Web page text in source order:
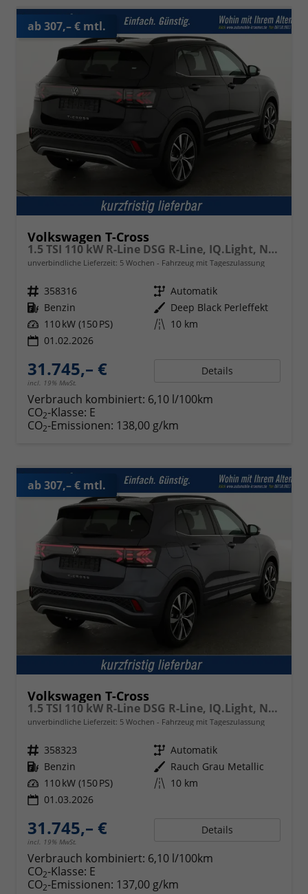
ab 307,– € mtl.
Volkswagen T-Cross
1.5 TSI 110 kW R-Line DSG R-Line, IQ.Light, Navi, Side, Kamera, Winter, 18-Zoll
unverbindliche Lieferzeit: 5 Wochen Fahrzeug mit Tageszulassung
Fahrzeugnr. 358316 Getriebe Automatik
Kraftstoff Benzin Außenfarbe Deep Black Perleffekt
Leistung 110 kW (150 PS) Kilometerstand 10 km
01.02.2026
31.745,– €
incl. 19% MwSt.
Details
Verbrauch kombiniert: 6,10 l/100km
CO2-Klasse: E
CO2-Emissionen: 138,00 g/km
ab 307,– € mtl.
Volkswagen T-Cross
1.5 TSI 110 kW R-Line DSG R-Line, IQ.Light, Navi, Side, Kamera, Winter, 18-Zoll
unverbindliche Lieferzeit: 5 Wochen Fahrzeug mit Tageszulassung
Fahrzeugnr. 358323 Getriebe Automatik
Kraftstoff Benzin Außenfarbe Rauch Grau Metallic
Leistung 110 kW (150 PS) Kilometerstand 10 km
01.03.2026
31.745,– €
incl. 19% MwSt.
Details
Verbrauch kombiniert: 6,10 l/100km
CO2-Klasse: E
CO2-Emissionen: 137,00 g/km